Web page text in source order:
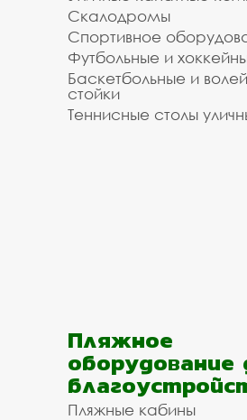
Скалодромы
Спортивное
Футбольные и
Баскетбольные и
стойки
Теннисные столы
Пляжное
оборудование
Пляжные кабины